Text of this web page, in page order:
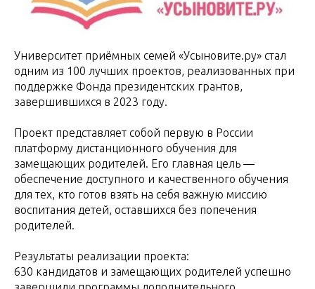
Университет приёмных семей «Усыновите.ру» стал
одним из 100 лучших проектов, реализованных при
поддержке Фонда президентских грантов,
завершившихся в 2023 году.
Проект представляет собой первую в России
платформу дистанционного обучения для
замещающих родителей. Его главная цель —
обеспечение доступного и качественного обучения
для тех, кто готов взять на себя важную миссию
воспитания детей, оставшихся без попечения
родителей.
Результаты реализации проекта:
630 кандидатов и замещающих родителей успешно